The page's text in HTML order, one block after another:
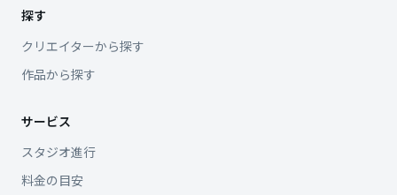
探す
クリエイターから探す
作品から探す
サービス
スタジオ進行
料金の目安